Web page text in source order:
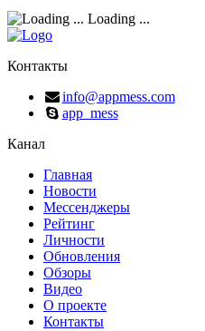
Loading ...
Контакты
info@appmess.com
app_mess
Канал
Главная
Новости
Мессенджеры
Рейтинг
Личности
Обновления
Обзоры
Видео
О проекте
Контакты